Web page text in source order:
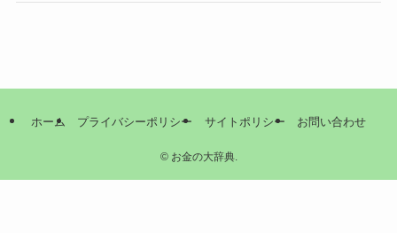
ホーム プライバシーポリシー サイトポリシー お問い合わせ
©お金の大辞典.